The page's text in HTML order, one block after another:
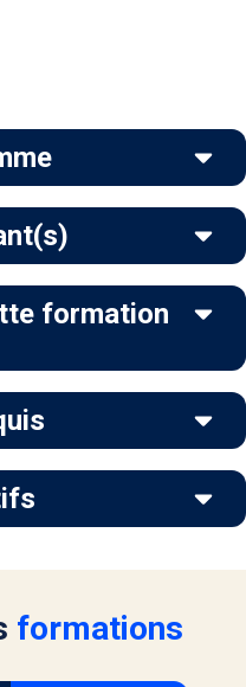
formation
formations